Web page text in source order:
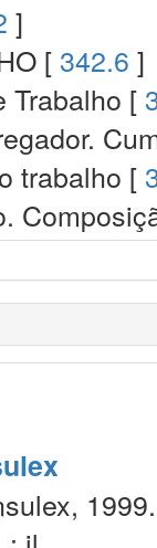
]
[ 342.6 ]
Trabalho [
trabalho [
1999.